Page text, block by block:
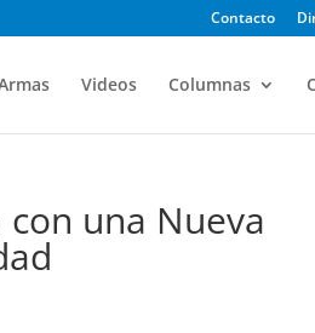
Contacto
Videos Columnas
una Nueva